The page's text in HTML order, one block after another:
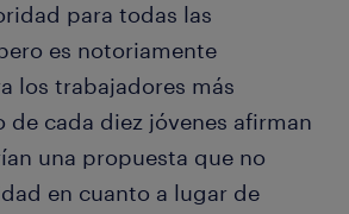
para todas las
es notoriamente
los trabajadores más
de cada diez jóvenes afirman
una propuesta que no
en cuanto a lugar de